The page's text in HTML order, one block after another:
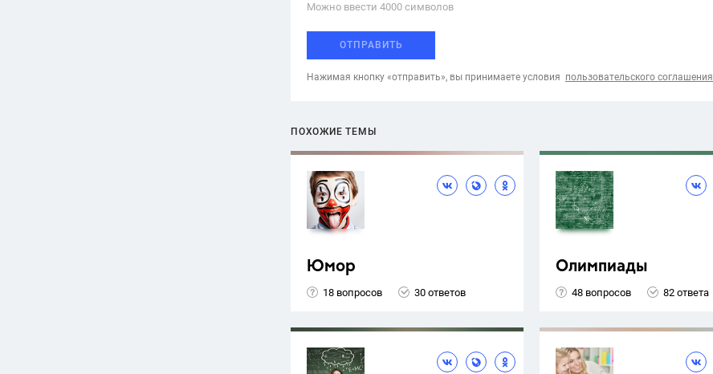
Можно ввести 4000 cимволов
ОТПРАВИТЬ
Нажимая кнопку «отправить», вы принимаете условия пользовательского соглашения
ПОХОЖИЕ ТЕМЫ
Юмор
18 вопросов 30 ответов
Олимпиады
48 вопросов 82 ответа